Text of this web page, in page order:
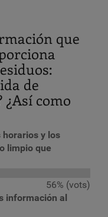
que
de
como
horarios y los
limpio que
56% (vots)
información al